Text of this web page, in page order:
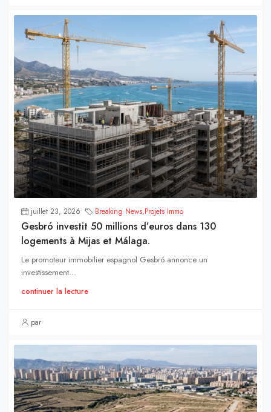
juillet 23, 2026 Breaking News,Projets Immo
Gesbró investit 50 millions d’euros dans 130
logements à Mijas et Málaga.
Le promoteur immobilier espagnol Gesbró annonce un
investissement...
continuer la lecture
par